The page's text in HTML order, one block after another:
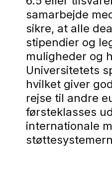
samarbejde
sikre, at alle
stipendier og
muligheder og
Universitetets
hvilket giver
rejse til andre
førsteklasses
internationale